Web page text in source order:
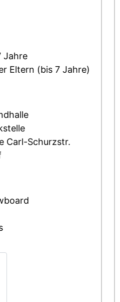
Jahre
Eltern (bis 7 Jahre)
Carl-Schurzstr.